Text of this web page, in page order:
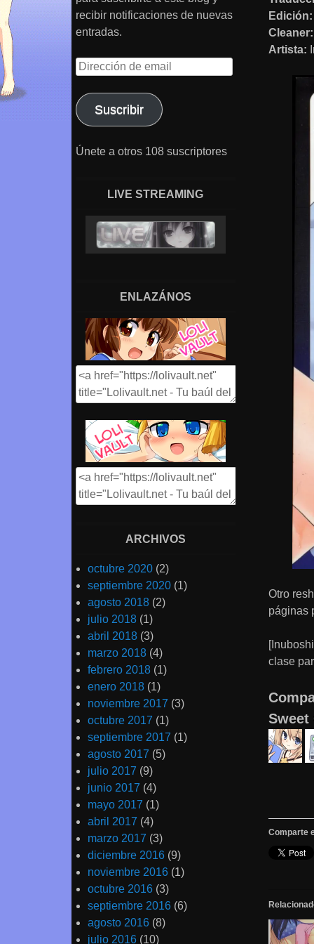
Edición:
Cleaner:
Artista:
Otro
páginas
clase
Sweet
Comparte
recibir notificaciones de nuevas
entradas.
Dirección
email
Suscribir
Únete a otros 108 suscriptores
LIVE STREAMING
ENLAZÁNOS
ARCHIVOS
octubre 2020 (2)
septiembre 2020 (1)
agosto 2018 (2)
julio 2018 (1)
abril 2018 (3)
marzo 2018 (4)
febrero 2018 (1)
enero 2018 (1)
noviembre 2017 (3)
octubre 2017 (1)
septiembre 2017 (1)
agosto 2017 (5)
julio 2017 (9)
junio 2017 (4)
mayo 2017 (1)
abril 2017 (4)
marzo 2017 (3)
diciembre 2016 (9)
noviembre 2016 (1)
octubre 2016 (3)
septiembre 2016 (6)
agosto 2016 (8)
julio 2016 (10)